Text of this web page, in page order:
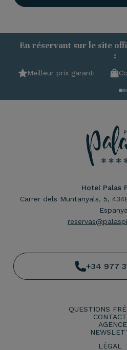
En réservant sur le site
:
Meilleur prix garanti
Hotel Palas
Carrer dels Muntanyals, 5,
+34 977
QUESTIONS
LÉGAL